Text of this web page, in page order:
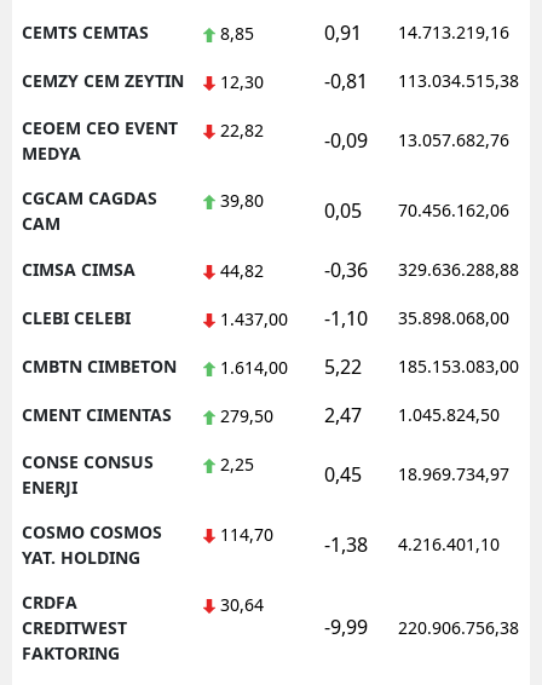
CEMTS CEMTAS 8,85 0,91 14.713.219,16
CEMZY CEM ZEYTIN 12,30 -0,81 113.034.515,38
CEOEM CEO EVENT
MEDYA
22,82 -0,09 13.057.682,76
CGCAM CAGDAS
CAM
39,80 0,05 70.456.162,06
CIMSA CIMSA 44,82 -0,36 329.636.288,88
CLEBI CELEBI 1.437,00 -1,10 35.898.068,00
CMBTN CIMBETON 1.614,00 5,22 185.153.083,00
CMENT CIMENTAS 279,50 2,47 1.045.824,50
CONSE CONSUS
ENERJI
2,25 0,45 18.969.734,97
COSMO COSMOS
YAT. HOLDING
114,70 -1,38 4.216.401,10
CRDFA
CREDITWEST
FAKTORING
30,64
-9,99 220.906.756,38